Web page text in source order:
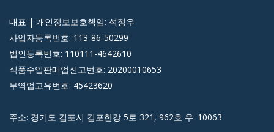
대표 | 개인정보보호책임: 석정우
사업자등록번호: 113-86-50299
법인등록번호: 110111-4642610
식품수입판매업신고번호: 20200010653
무역업고유번호: 45423620
주소: 경기도 김포시 김포한강 5로 321, 962호 우: 10063